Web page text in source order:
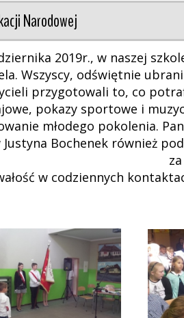
Narodowej
2019r., w naszej
Wszyscy, odświętnie
przygotowali to, co
pokazy sportowe i
młodego pokolenia.
Justyna Bochenek również
w codziennych